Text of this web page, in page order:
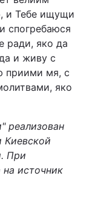
и Тебе ищущи
спогребаюся
ради, яко да
и живу с
приими мя, с
яко
реализован
Киевской
При
источник